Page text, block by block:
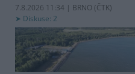
7.8.2026 11:34 | BRNO (ČTK)
Diskuse: 2